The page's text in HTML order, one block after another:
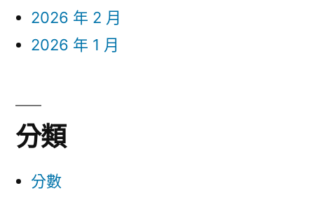
2026 年 2 月
2026 年 1 月
分類
分數